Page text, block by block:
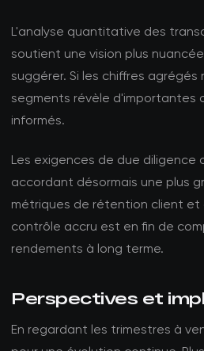
L'analyse quantitative des
soutient une vision plus
suggérer. Si les chiffres
segments révèle d'importantes
informés.
Les exigences de due diligence
accordant désormais une plus
métriques de rétention client
contrôle accru est en fin de
rendements à long terme.
Perspectives et
En regardant les trimestres à